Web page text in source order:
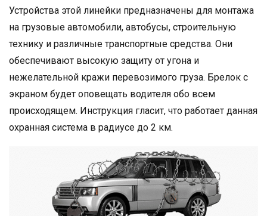
Устройства этой линейки предназначены для монтажа
на грузовые автомобили, автобусы, строительную
технику и различные транспортные средства. Они
обеспечивают высокую защиту от угона и
нежелательной кражи перевозимого груза. Брелок с
экраном будет оповещать водителя обо всем
происходящем. Инструкция гласит, что работает данная
охранная система в радиусе до 2 км.